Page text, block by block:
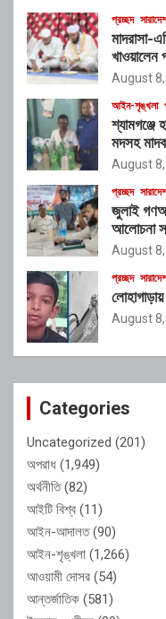
প্রচ্ছদ সারাদেশ
মাদরাসা-
খাওয়ালেন
August
আইন-শৃঙ্খলা
শ্যামগঞ্জে
মদসহ
August
প্রচ্ছদ সারাদেশ
জুলাই
আলোচনা
August
প্রচ্ছদ সারাদেশ
August
Categories
Uncategorized (201)
অপরাধ (1,949)
অর্থনীতি(82)
আইটি বিশ্ব (11)
আইন-আদালত(90)
আইন-শৃঙ্খলা (1,266)
আওয়ামী দোসর (54)
আন্তর্জাতিক (581)